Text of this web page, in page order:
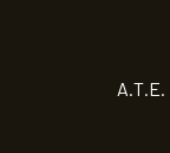
A.T.E.